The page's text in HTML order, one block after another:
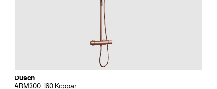
Dusch
ARM300-160 Koppar